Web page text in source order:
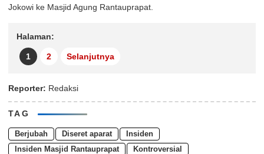
Jokowi ke Masjid Agung Rantauprapat.
Halaman:
1 2 Selanjutnya
Reporter: Redaksi
TAG
Berjubah Diseret aparat
Insiden
Insiden Masjid Rantauprapat
Kontroversial